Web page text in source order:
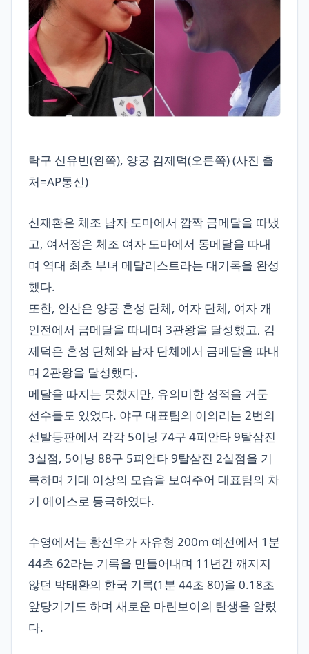
탁구 신유빈(왼쪽), 양궁 김제덕(오른쪽) (사진 출
처=AP통신)
신재환은 체조 남자 도마에서 깜짝 금메달을 따냈
고, 여서정은 체조 여자 도마에서 동메달을 따내
며 역대 최초 부녀 메달리스트라는 대기록을 완성
했다.
또한, 안산은 양궁 혼성 단체, 여자 단체, 여자 개
인전에서 금메달을 따내며 3관왕을 달성했고, 김
제덕은 혼성 단체와 남자 단체에서 금메달을 따내
며 2관왕을 달성했다.
메달을 따지는 못했지만, 유의미한 성적을 거둔
선수들도 있었다. 야구 대표팀의 이의리는 2번의
선발등판에서 각각 5이닝 74구 4피안타 9탈삼진
3실점, 5이닝 88구 5피안타 9탈삼진 2실점을 기
록하며 기대 이상의 모습을 보여주어 대표팀의 차
기 에이스로 등극하였다.
수영에서는 황선우가 자유형 200m 예선에서 1분
44초 62라는 기록을 만들어내며 11년간 깨지지
않던 박태환의 한국 기록(1분 44초 80)을 0.18초
앞당기기도 하며 새로운 마린보이의 탄생을 알렸
다.